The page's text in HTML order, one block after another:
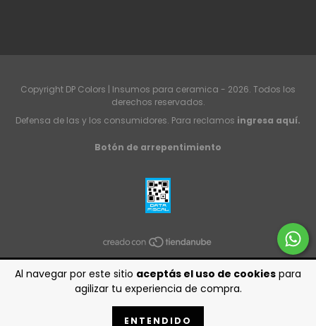
Al navegar por este sitio aceptás el uso de cookies para
agilizar tu experiencia de compra.
ENTENDIDO
Copyright DP Colors | Insumos para ceramica - 2026. Todos los
derechos reservados.
Defensa de las y los consumidores. Para reclamos ingresa aquí.
Botón de arrepentimiento